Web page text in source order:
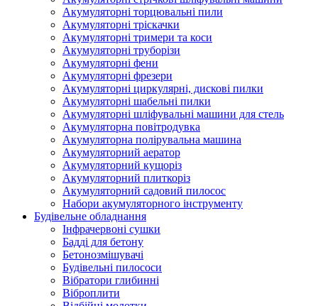
Акумуляторні торцювальні пили
Акумуляторні тріскачки
Акумуляторні тримери та коси
Акумуляторні труборізи
Акумуляторні фени
Акумуляторні фрезери
Акумуляторні циркулярні, дискові пилки
Акумуляторні шабельні пилки
Акумуляторні шліфувальні машини для стель
Акумуляторна повітродувка
Акумуляторна полірувальна машина
Акумуляторний аератор
Акумуляторний кущоріз
Акумуляторний плиткоріз
Акумуляторний садовий пилосос
Набори акумуляторного інструменту
Будівельне обладнання
Інфрачервоні сушки
Бадді для бетону
Бетонозмішувачі
Будівельні пилососи
Вібратори глибинні
Віброплити